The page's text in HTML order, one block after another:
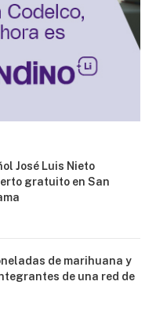
José Luis Nieto
gratuito en San
de marihuana y
de una red de